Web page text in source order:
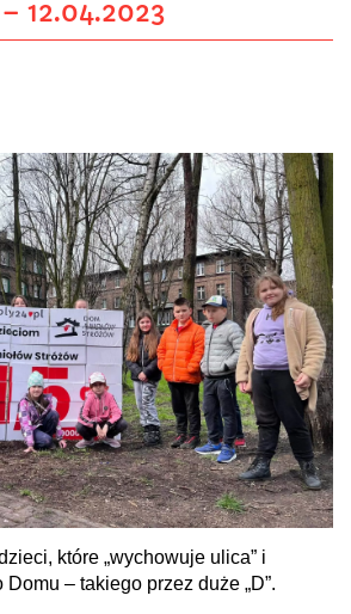
narzędzi
– 12.04.2023
które „wychowuje ulica” i
– takiego przez duże „D”.